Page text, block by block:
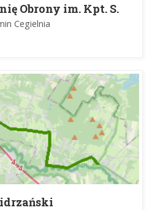
Obrony im. Kpt. S.
Cegielnia